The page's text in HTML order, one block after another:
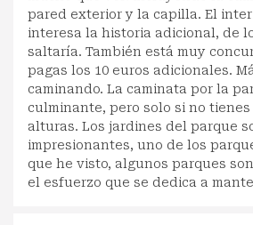
pared exterior y la capilla. El
interesa la historia adicional, de
saltaría. También está muy
pagas los 10 euros adicionales.
caminando. La caminata por la
culminante, pero solo si no tienes
alturas. Los jardines del parque
impresionantes, uno de los
que he visto, algunos parques
el esfuerzo que se dedica a